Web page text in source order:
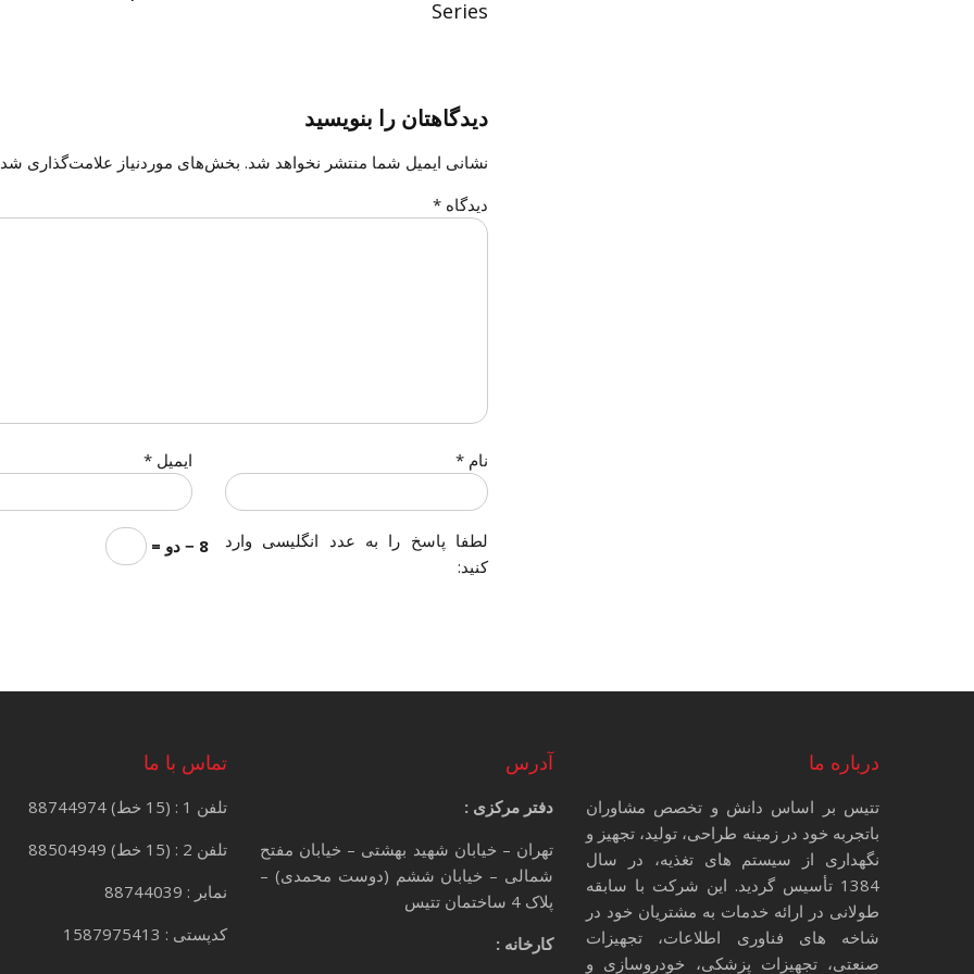
Series
دیدگاهتان را بنویسید
نشانی ایمیل شما منتشر نخواهد شد. بخش‌های موردنیاز علامت‌گذاری
دیدگاه *
نام * ایمیل *
لطفا پاسخ را به عدد انگلیسی وارد
کنید:
8 − دو =
درباره ما
تتیس بر اساس دانش و تخصص مشاوران
باتجربه خود در زمینه طراحی، تولید، تجهیز و
نگهداری از سیستم های تغذیه، در سال
1384 تأسیس گردید. این شرکت با سابقه
طولانی در ارائه خدمات به مشتریان خود در
شاخه های فناوری اطلاعات، تجهیزات
صنعتی، تجهیزات پزشکی، خودروسازی و
آدرس
دفتر مرکزی :
تهران – خیابان شهید بهشتی – خیابان مفتح
شمالی – خیابان ششم (دوست محمدی) –
پلاک 4 ساختمان تتیس
کارخانه :
تماس با ما
تلفن 1 : (15 خط) 88744974
تلفن 2 : (15 خط) 88504949
نمابر : 88744039
کدپستی : 1587975413